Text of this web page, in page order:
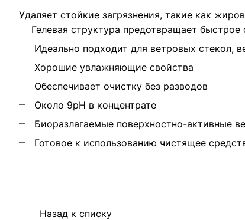
Удаляет стойкие загрязнения, такие как
Гелевая структура предотвращает быстрое
Идеально подходит для ветровых стекол,
Хорошие увлажняющие свойства
Обеспечивает очистку без разводов
Около 9рН в концентрате
Биоразлагаемые поверхностно-активные
Готовое к использованию чистящее
Назад к списку